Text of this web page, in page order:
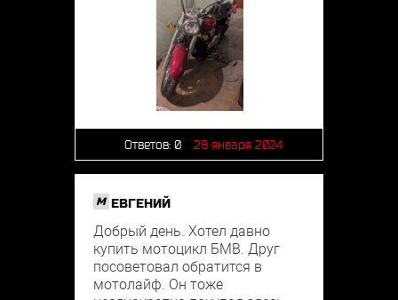
Ответов: 0 28 января 2024
M ЕВГЕНИЙ
Добрый день. Хотел давно
купить мотоцикл БМВ. Друг
посоветовал обратится в
мотолайф. Он тоже